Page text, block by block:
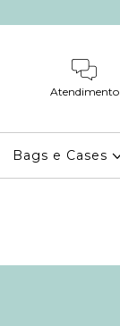
Atendimento
Bags e Cases